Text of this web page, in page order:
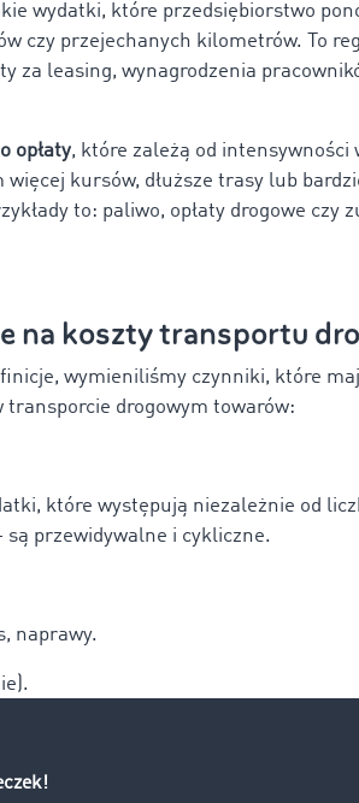
wydatki, które przedsiębiorstwo
czy przejechanych kilometrów. To
za leasing, wynagrodzenia
opłaty, które zależą od intensywności
kursów, dłuższe trasy lub
to: paliwo, opłaty drogowe czy
na koszty transportu
wymieniliśmy czynniki, które
transporcie drogowym towarów:
które występują niezależnie od
są przewidywalne i cykliczne.
naprawy.
rejestracyjny).